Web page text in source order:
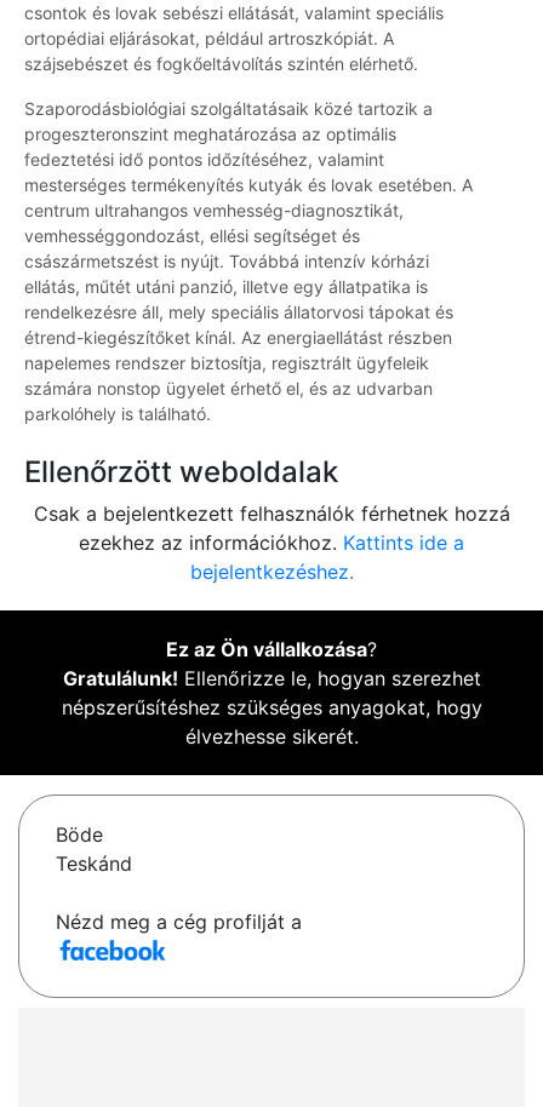
csontok és lovak sebészi ellátását, valamint speciális
ortopédiai eljárásokat, például artroszkópiát. A
szájsebészet és fogkőeltávolítás szintén elérhető.
Szaporodásbiológiai szolgáltatásaik közé tartozik a
progeszteronszint meghatározása az optimális
fedeztetési idő pontos időzítéséhez, valamint
mesterséges termékenyítés kutyák és lovak esetében. A
centrum ultrahangos vemhesség-diagnosztikát,
vemhességgondozást, ellési segítséget és
császármetszést is nyújt. Továbbá intenzív kórházi
ellátás, műtét utáni panzió, illetve egy állatpatika is
rendelkezésre áll, mely speciális állatorvosi tápokat és
étrend-kiegészítőket kínál. Az energiaellátást részben
napelemes rendszer biztosítja, regisztrált ügyfeleik
számára nonstop ügyelet érhető el, és az udvarban
parkolóhely is található.
Ellenőrzött weboldalak
Csak a bejelentkezett felhasználók férhetnek hozzá
ezekhez az információkhoz. Kattints ide a
bejelentkezéshez.
Ez az Ön vállalkozása?
Gratulálunk! Ellenőrizze le, hogyan szerezhet
népszerűsítéshez szükséges anyagokat, hogy
élvezhesse sikerét.
Böde
Teskánd
Nézd meg a cég profilját a